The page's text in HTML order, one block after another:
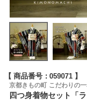
商品番号 059071
京都きもの町 こだわりの
四つ身着物セット「